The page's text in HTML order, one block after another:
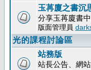
玉苒廈之書沉
分享玉苒廈書中
版面管理員
光的課程討論區
站務版
站長公告、網